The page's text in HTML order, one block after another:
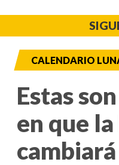
CALENDARIO
Estas
en que la